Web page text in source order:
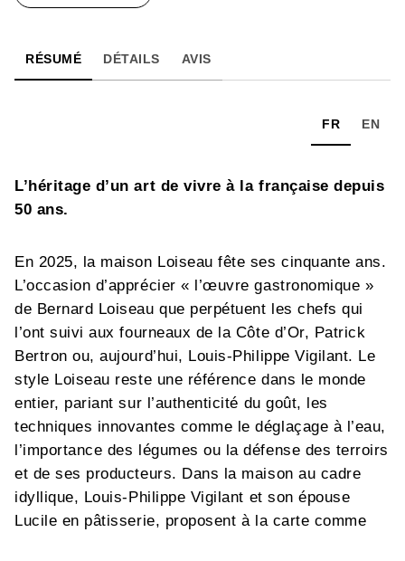
RÉSUMÉ DÉTAILS AVIS
FR EN
L’héritage d’un art de vivre à la française depuis
50 ans.
En 2025, la maison Loiseau fête ses cinquante ans.
L’occasion d’apprécier « l’œuvre gastronomique »
de Bernard Loiseau que perpétuent les chefs qui
l’ont suivi aux fourneaux de la Côte d’Or, Patrick
Bertron ou, aujourd’hui, Louis-Philippe Vigilant. Le
style Loiseau reste une référence dans le monde
entier, pariant sur l’authenticité du goût, les
techniques innovantes comme le déglaçage à l’eau,
l’importance des légumes ou la défense des terroirs
et de ses producteurs. Dans la maison au cadre
idyllique, Louis-Philippe Vigilant et son épouse
Lucile en pâtisserie, proposent à la carte comme